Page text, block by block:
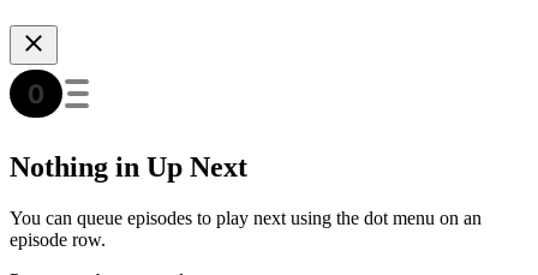
Nothing in Up Next
You can queue episodes to play next using the dot menu on an
episode row.